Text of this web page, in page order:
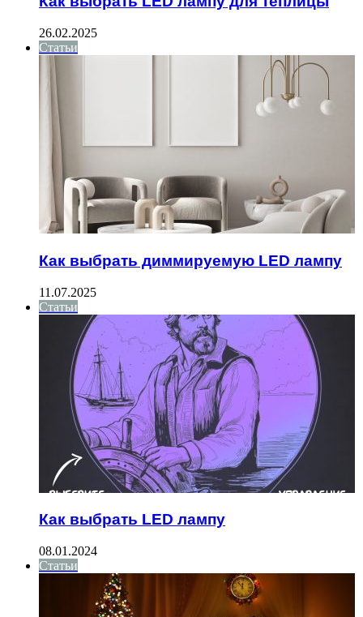
26.02.2025
Статьи
Как выбрать диммируемую LED лампу
11.07.2025
Статьи
Как выбрать LED лампу
08.01.2024
Статьи